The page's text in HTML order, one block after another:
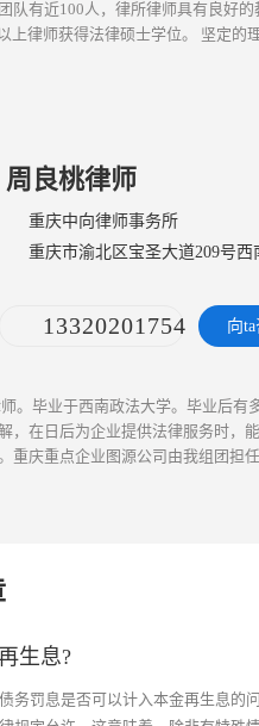
队有近100人，律所律师具有良好的
上律师获得法律硕士学位。 坚定的
周良桃律师
重庆中向律师事务所
重庆市渝北区宝圣大道209号西
13320201754 向
。毕业于西南政法大学。毕业后有
，在日后为企业提供法律服务时，
重庆重点企业图源公司由我组团担任
生息?
务罚息是否可以计入本金再生息的